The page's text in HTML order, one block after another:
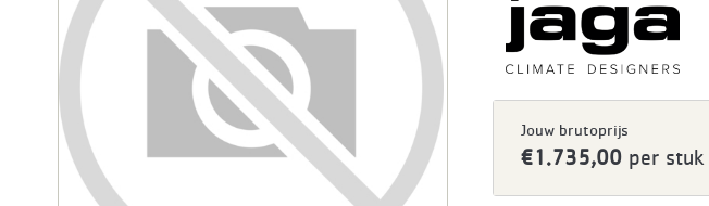
Jouw brutoprijs
€1.735,00 per stuk